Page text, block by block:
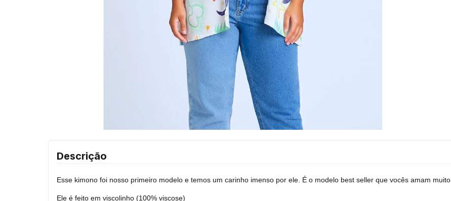
Descrição
Esse kimono foi nosso primeiro modelo e temos um carinho imenso por ele. É o modelo best seller que vocês amam muito.
Ele é feito em viscolinho (100% viscose)